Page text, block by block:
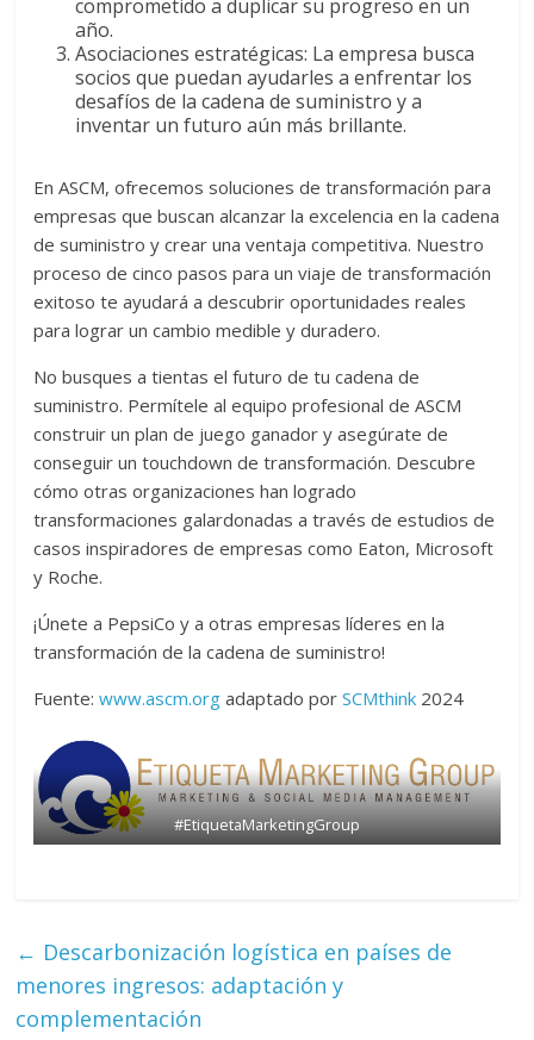
comprometido a duplicar su progreso en un
año.
Asociaciones estratégicas: La empresa busca
socios que puedan ayudarles a enfrentar los
desafíos de la cadena de suministro y a
inventar un futuro aún más brillante.
En ASCM, ofrecemos soluciones de transformación para
empresas que buscan alcanzar la excelencia en la cadena
de suministro y crear una ventaja competitiva. Nuestro
proceso de cinco pasos para un viaje de transformación
exitoso te ayudará a descubrir oportunidades reales
para lograr un cambio medible y duradero.
No busques a tientas el futuro de tu cadena de
suministro. Permítele al equipo profesional de ASCM
construir un plan de juego ganador y asegúrate de
conseguir un touchdown de transformación. Descubre
cómo otras organizaciones han logrado
transformaciones galardonadas a través de estudios de
casos inspiradores de empresas como Eaton, Microsoft
y Roche.
¡Únete a PepsiCo y a otras empresas líderes en la
transformación de la cadena de suministro!
Fuente:www.ascm.org adaptado porSCMthink 2024
#EtiquetaMarketingGroup
← Descarbonización logística en países de
menores ingresos: adaptación y
complementación